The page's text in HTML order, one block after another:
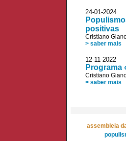
24-01-2024
positivas
Cristiano
> saber mais
12-11-
Programa
Cristiano
> saber mais
assembleia